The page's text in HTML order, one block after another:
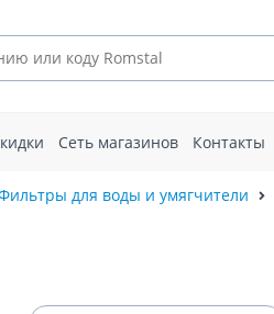
Сеть магазинов Контакты
для воды и умягчители